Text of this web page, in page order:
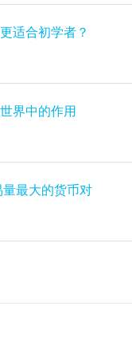
适合初学者？
界中的作用
最大的货币对